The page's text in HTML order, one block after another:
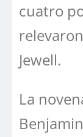
cuatro
Jewell.
La